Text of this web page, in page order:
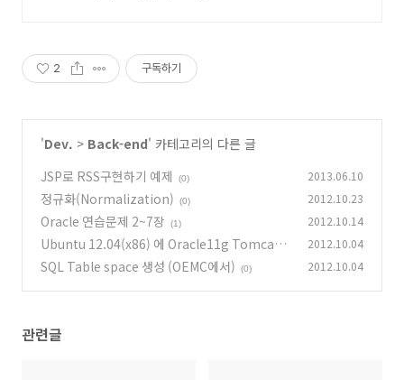
2 구독하기
'Dev. > Back-end' 카테고리의 다른 글
JSP로 RSS구현하기 예제
(0) 2013.06.10
정규화(Normalization) (0) 2012.10.23
Oracle 연습문제 2~7장 (1) 2012.10.14
Ubuntu 12.04(x86) 에 Oracle11g Tomcat7
JDK1.7 Eclipse 깔기.
(0)
2012.10.04
SQL Table space 생성 (OEMC에서) (0) 2012.10.04
관련글